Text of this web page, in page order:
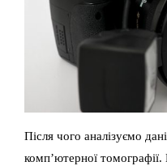
Після чого аналізуємо
комп’ютерної